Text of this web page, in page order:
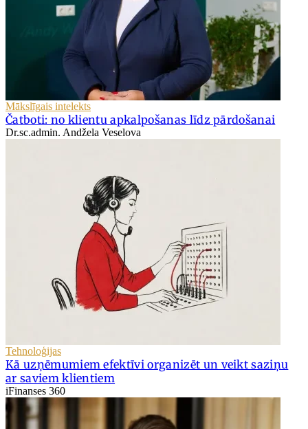
Mākslīgais intelekts
Čatboti: no klientu apkalpošanas līdz pārdošanai
Dr.sc.admin. Andžela Veselova
Tehnoloģijas
Kā uzņēmumiem efektīvi organizēt un veikt saziņu
ar saviem klientiem
iFinanses 360